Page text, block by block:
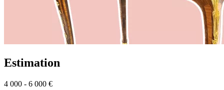
Estimation
4 000 - 6 000 €